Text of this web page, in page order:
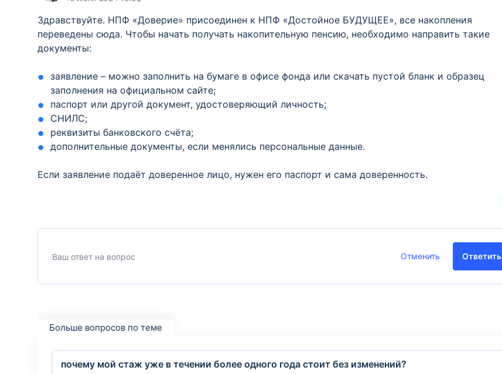
Здравствуйте. НПФ «Доверие» присоединен к НПФ «Достойное БУДУЩЕЕ», все накопления
переведены сюда. Чтобы начать получать накопительную пенсию, необходимо направить такие
документы:
заявление – можно заполнить на бумаге в офисе фонда или скачать пустой бланк и образец
заполнения на официальном сайте;
паспорт или другой документ, удостоверяющий личность;
СНИЛС;
реквизиты банковского счёта;
дополнительные документы, если менялись персональные данные.
Если заявление подаёт доверенное лицо, нужен его паспорт и сама доверенность.
Отменить Ответить
Больше вопросов по теме
почему мой стаж уже в течении более одного года стоит без изменений?